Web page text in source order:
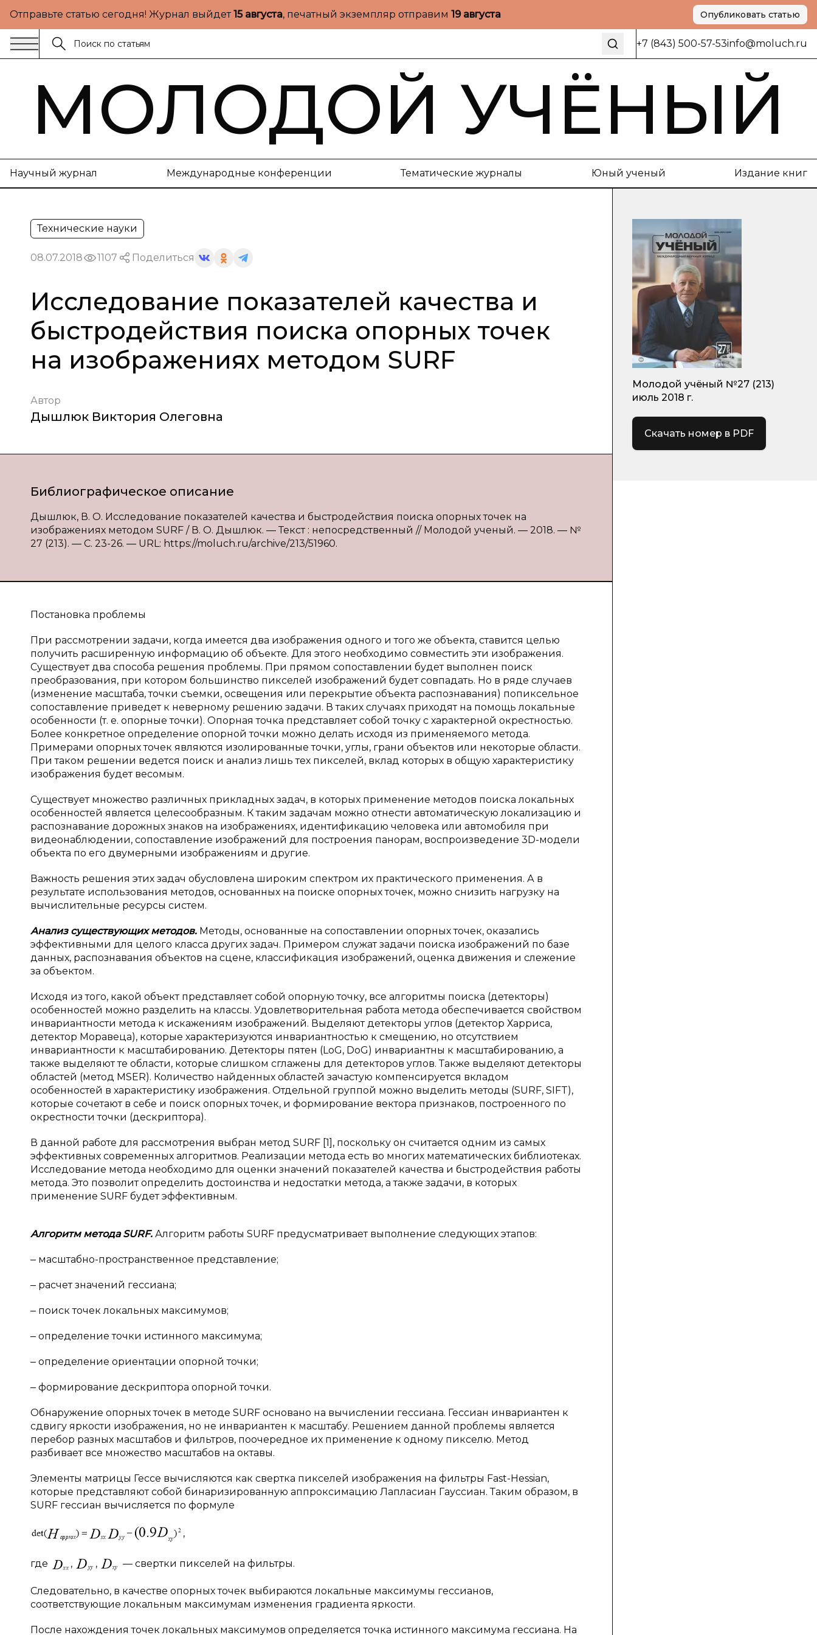
Отправьте статью сегодня! Журнал выйдет15 августа, печатный экземпляр отправим 19 августа Опубликовать статью
+7 (843) 500-57-53info@moluch.ru
МОЛОДОЙ УЧЁНЫЙ
Научный журнал Международные конференции Тематические журналы Юный ученый Издание книг
Технические науки
08.07.2018 1107 Поделиться
Исследование показателей качества и
быстродействия поиска опорных точек
на изображениях методом SURF
Автор
Дышлюк Виктория Олеговна
Библиографическое описание
Дышлюк, В. О. Исследование показателей качества и быстродействия поиска опорных точек на
изображениях методом SURF / В. О. Дышлюк. — Текст : непосредственный // Молодой ученый. — 2018. — №
27 (213). — С. 23-26. — URL: https://moluch.ru/archive/213/51960.
Постановка проблемы
При рассмотрении задачи, когда имеется два изображения одного и того же объекта, ставится целью
получить расширенную информацию об объекте. Для этого необходимо совместить эти изображения.
Существует два способа решения проблемы. При прямом сопоставлении будет выполнен поиск
преобразования, при котором большинство пикселей изображений будет совпадать. Но в ряде случаев
(изменение масштаба, точки съемки, освещения или перекрытие объекта распознавания) попиксельное
сопоставление приведет к неверному решению задачи. В таких случаях приходят на помощь локальные
особенности (т. е. опорные точки). Опорная точка представляет собой точку с характерной окрестностью.
Более конкретное определение опорной точки можно делать исходя из применяемого метода.
Примерами опорных точек являются изолированные точки, углы, грани объектов или некоторые области.
При таком решении ведется поиск и анализ лишь тех пикселей, вклад которых в общую характеристику
изображения будет весомым.
Существует множество различных прикладных задач, в которых применение методов поиска локальных
особенностей является целесообразным. К таким задачам можно отнести автоматическую локализацию и
распознавание дорожных знаков на изображениях, идентификацию человека или автомобиля при
видеонаблюдении, сопоставление изображений для построения панорам, воспроизведение 3D-модели
объекта по его двумерными изображениям и другие.
Важность решения этих задач обусловлена широким спектром их практического применения. А в
результате использования методов, основанных на поиске опорных точек, можно снизить нагрузку на
вычислительные ресурсы систем.
Анализ существующих методов. Методы, основанные на сопоставлении опорных точек, оказались
эффективными для целого класса других задач. Примером служат задачи поиска изображений по базе
данных, распознавания объектов на сцене, классификация изображений, оценка движения и слежение
за объектом.
Исходя из того, какой объект представляет собой опорную точку, все алгоритмы поиска (детекторы)
особенностей можно разделить на классы. Удовлетворительная работа метода обеспечивается свойством
инвариантности метода к искажениям изображений. Выделяют детекторы углов (детектор Харриса,
детектор Моравеца), которые характеризуются инвариантностью к смещению, но отсутствием
инвариантности к масштабированию. Детекторы пятен (LoG, DoG) инвариантны к масштабированию, а
также выделяют те области, которые слишком сглажены для детекторов углов. Также выделяют детекторы
областей (метод MSER). Количество найденных областей зачастую компенсируется вкладом
особенностей в характеристику изображения. Отдельной группой можно выделить методы (SURF, SIFT),
которые сочетают в себе и поиск опорных точек, и формирование вектора признаков, построенного по
окрестности точки (дескриптора).
В данной работе для рассмотрения выбран метод SURF [1], поскольку он считается одним из самых
эффективных современных алгоритмов. Реализации метода есть во многих математических библиотеках.
Исследование метода необходимо для оценки значений показателей качества и быстродействия работы
метода. Это позволит определить достоинства и недостатки метода, а также задачи, в которых
применение SURF будет эффективным.
Алгоритм метода SURF. Алгоритм работы SURF предусматривает выполнение следующих этапов:
‒ масштабно-пространственное представление;
‒ расчет значений гессиана;
‒ поиск точек локальных максимумов;
‒ определение точки истинного максимума;
‒ определение ориентации опорной точки;
‒ формирование дескриптора опорной точки.
Обнаружение опорных точек в методе SURF основано на вычислении гессиана. Гессиан инвариантен к
сдвигу яркости изображения, но не инвариантен к масштабу. Решением данной проблемы является
перебор разных масштабов и фильтров, поочередное их применение к одному пикселю. Метод
разбивает все множество масштабов на октавы.
Элементы матрицы Гессе вычисляются как свертка пикселей изображения на фильтры Fast-Hessian,
которые представляют собой бинаризированную аппроксимацию Лапласиан Гауссиан. Таким образом, в
SURF гессиан вычисляется по формуле
,
где , , — свертки пикселей на фильтры.
Следовательно, в качестве опорных точек выбираются локальные максимумы гессианов,
соответствующие локальным максимумам изменения градиента яркости.
После нахождения точек локальных максимумов определяется точка истинного максимума гессиана. На
Молодой учёный №27 (213)
июль 2018 г.
Скачать номер в PDF